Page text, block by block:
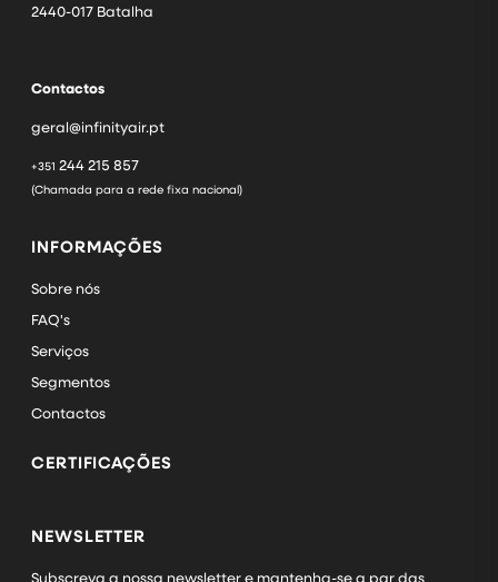
2440-017 Batalha
Contactos
geral@infinityair.pt
+351 244 215 857
(Chamada para a rede fixa nacional)
INFORMAÇÕES
Sobre nós
FAQ's
Serviços
Segmentos
Contactos
CERTIFICAÇÕES
NEWSLETTER
Subscreva a nossa newsletter e mantenha-se a par das